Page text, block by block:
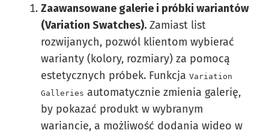
Zaawansowane galerie i próbki wariantów
(Variation Swatches). Zamiast list
rozwijanych, pozwól klientom wybierać
warianty (kolory, rozmiary) za pomocą
estetycznych próbek. Funkcja Variation
Galleries automatycznie zmienia galerię,
by pokazać produkt w wybranym
wariancie, a możliwość dodania wideo w